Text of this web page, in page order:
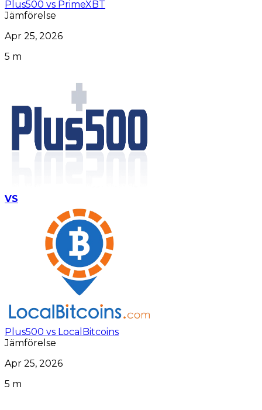
Plus500 vs PrimeXBT
Jämförelse
Apr 25, 2026
5 m
VS
Plus500 vs LocalBitcoins
Jämförelse
Apr 25, 2026
5 m